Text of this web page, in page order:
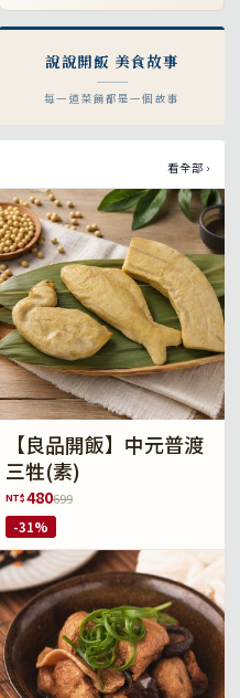
說說開飯 美食故事
每一道菜餚都是一個故事
看全部 ›
【良品開飯】中元普渡
三牲(素)
NT$480699
-31%